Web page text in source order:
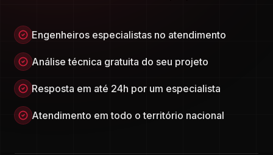
Engenheiros especialistas no atendimento
Análise técnica gratuita do seu projeto
Resposta em até 24h por um especialista
Atendimento em todo o território nacional